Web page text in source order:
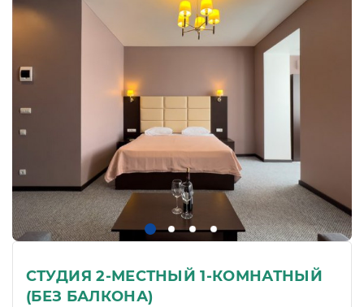
СТУДИЯ 2-МЕСТНЫЙ 1-КОМНАТНЫЙ
(БЕЗ БАЛКОНА)